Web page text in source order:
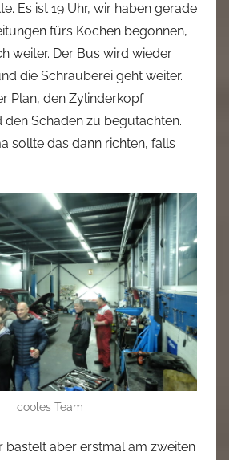
Es ist 19 Uhr, wir haben gerade
fürs Kochen begonnen,
weiter. Der Bus wird wieder
die Schrauberei geht weiter.
Plan, den Zylinderkopf
Schaden zu begutachten.
sollte das dann richten, falls
cooles Team
bastelt aber erstmal am zweiten